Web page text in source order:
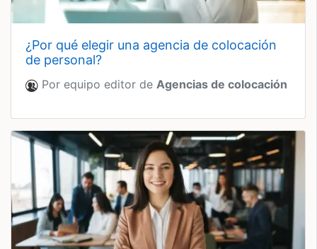
¿por qué elegir una agencia de colocación
de personal?
Por equipo editor de Agencias de colocación